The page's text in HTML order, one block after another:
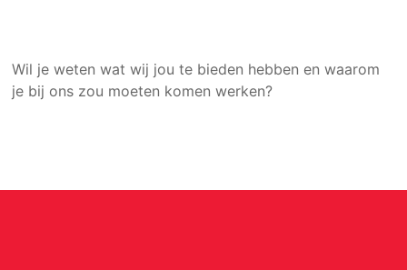
Familierecht
Wil je weten wat wij jou te bieden hebben en waarom
je bij ons zou moeten komen werken?